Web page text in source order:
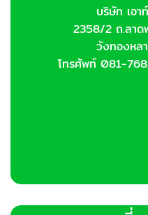
บริษัท เอ
2358/2 ถ.ลาด
วังทองหล
โทรศัพท์ 081-